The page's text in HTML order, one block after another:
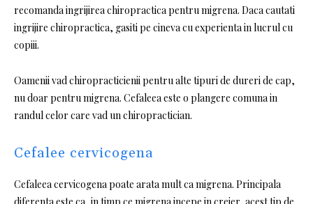
recomanda ingrijirea chiropractica pentru migrena. Daca cautati
ingrijire chiropractica, gasiti pe cineva cu experienta in lucrul cu
copiii.
Oamenii vad chiropracticienii pentru alte tipuri de dureri de cap,
nu doar pentru migrena. Cefaleea este o plangere comuna in
randul celor care vad un chiropractician.
Cefalee cervicogena
Cefaleea cervicogena poate arata mult ca migrena. Principala